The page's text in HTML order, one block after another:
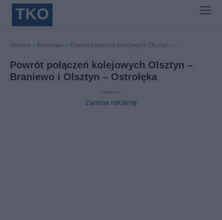
TKO
Główna Braniewo Powrót połączeń kolejowych Olsztyn -...
Powrót połączeń kolejowych Olsztyn –
Braniewo i Olsztyn – Ostrołęka
reklama
Zamów reklamę